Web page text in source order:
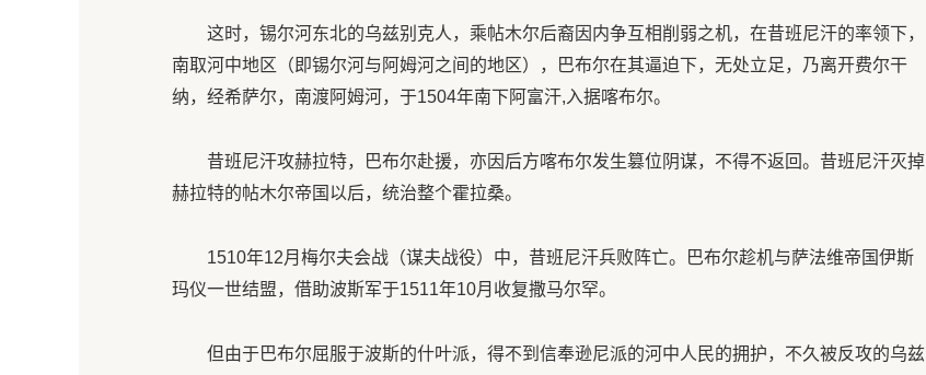
这时，锡尔河东北的乌兹别克人，乘帖木尔后裔因内争互相削弱之机，在昔班尼汗的率领下，
南取河中地区（即锡尔河与阿姆河之间的地区），巴布尔在其逼迫下，无处立足，乃离开费尔干
纳，经希萨尔，南渡阿姆河，于1504年南下阿富汗,入据喀布尔。
昔班尼汗攻赫拉特，巴布尔赴援，亦因后方喀布尔发生篡位阴谋，不得不返回。昔班尼汗灭掉
赫拉特的帖木尔帝国以后，统治整个霍拉桑。
1510年12月梅尔夫会战（谋夫战役）中，昔班尼汗兵败阵亡。巴布尔趁机与萨法维帝国伊斯
玛仪一世结盟，借助波斯军于1511年10月收复撒马尔罕。
但由于巴布尔屈服于波斯的什叶派，得不到信奉逊尼派的河中人民的拥护，不久被反攻的乌兹